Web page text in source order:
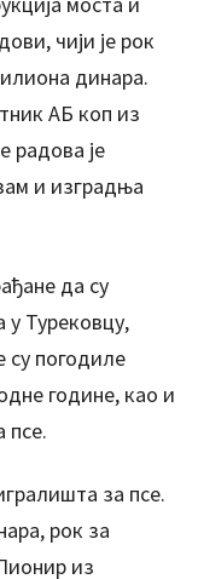
чији је рок
динара.
АБ коп из
радова је
и изградња
да су
Турековцу,
су погодиле
године, као и
псе.
за псе.
рок за
из